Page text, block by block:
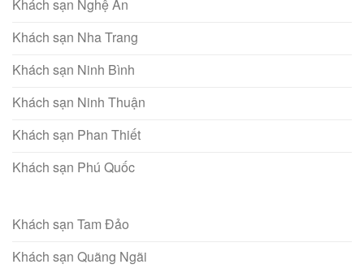
Khách sạn Nghệ An
Khách sạn Nha Trang
Khách sạn Ninh Bình
Khách sạn Ninh Thuận
Khách sạn Phan Thiết
Khách sạn Phú Quốc
Khách sạn Tam Đảo
Khách sạn Quãng Ngãi